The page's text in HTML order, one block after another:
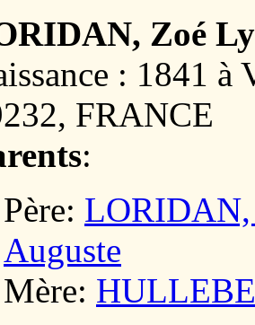
Zoé
: 1841
FRANCE
:
Père: LORIDAN,
Auguste
Mère: